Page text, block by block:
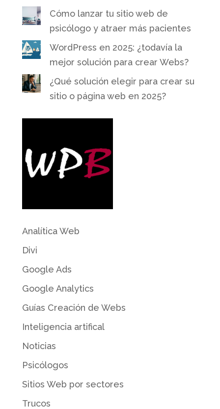
Cómo lanzar tu sitio web de
psicólogo y atraer más pacientes
WordPress en 2025: ¿todavía la
mejor solución para crear Webs?
¿Qué solución elegir para crear su
sitio o página web en 2025?
Analítica Web
Divi
Google Ads
Google Analytics
Guías Creación de Webs
Inteligencia artifical
Noticias
Psicólogos
Sitios Web por sectores
Trucos